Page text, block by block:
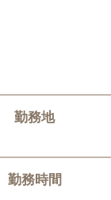
勤務地
勤務時間